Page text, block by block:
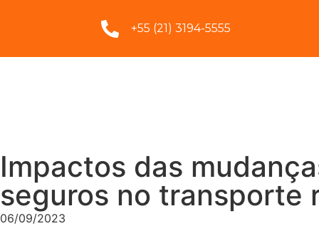
+55 (21) 3194-5555
Impactos das
seguros no transporte
06/09/2023